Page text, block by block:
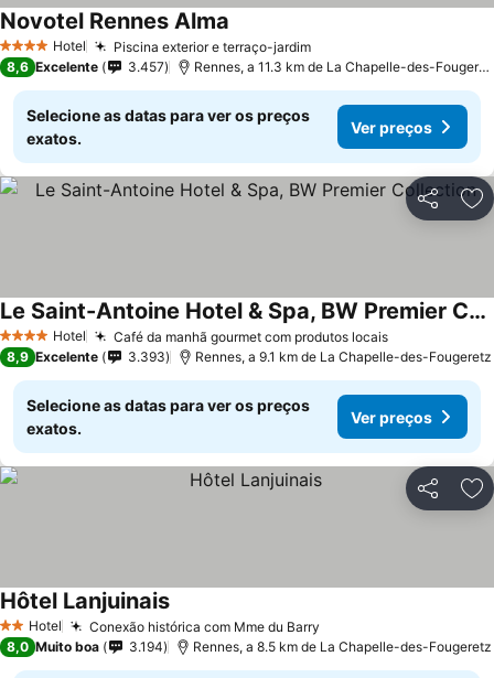
4 EstrelasHotel Piscina exterior e terraço-jardimVer preços
Novotel Rennes Alma
8,6 Excelente 3.457 Rennes, a 11.3 km de La Chapelle-des-
Selecione as datas para ver os preços
exatos.
Ver preços
Partilhar
4 EstrelasHotel Café da manhã gourmet com produtos locaisVer preços
Le Saint-Antoine Hotel & Spa, BW Premier Collection
Ver preços
8,9 Excelente 3.393 Rennes, a 9.1 km de La Chapelle-des-Fougeretz
Selecione as datas para ver os preços
exatos.
Ver preços
Partilhar
2 Estrelas
Hotel Conexão histórica com Mme du Barry
Hôtel LanjuinaisVer preços
8,0 Muito boa 3.194 Rennes, a 8.5 km de La Chapelle-des-Fougeretz